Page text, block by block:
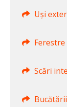
Uși
Scări